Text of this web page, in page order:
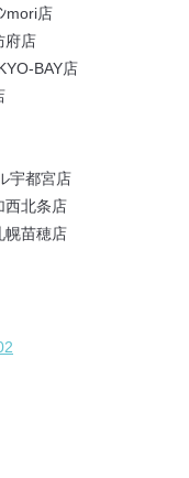
mori店
府店
BAY店
宇都宮店
北条店
苗穂店